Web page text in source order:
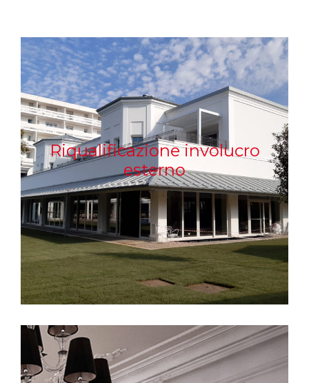
Riqualificazione involucro
esterno